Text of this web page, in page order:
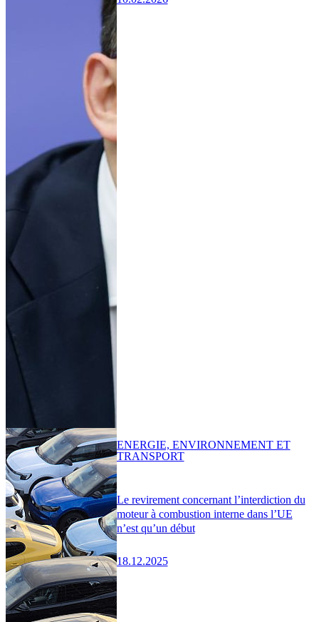
Le revirement concernant l’interdiction du
moteur à combustion interne dans l’UE
n’est qu’un début
18.12.2025
ENERGIE, ENVIRONNEMENT ET
TRANSPORT